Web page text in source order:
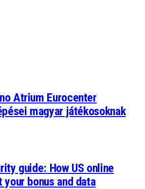
Atrium Eurocenter
magyar játékosoknak
guide: How US online
bonus and data